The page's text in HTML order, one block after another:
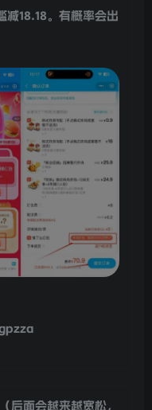
减18.18。有概率会出
后面会越来越宽松，